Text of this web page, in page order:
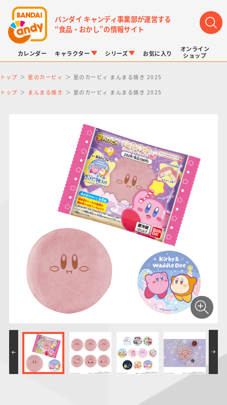
バンダイ キャンディ事業部が運営する
“食品・おかし”の情報サイト
カレンダー キャラクター
仮面ライダーシリー
PROJECT R.E.D.・
スーパー戦隊シリー
ズ
プリキュアシリーズ
ガンダムシリーズ アンパンマン
ーズ
シリーズ
キャラパキ
つりグミ
チョコサプ
にふぉるめーしょん
＆スクエアシール
ポケモンスケールワ
ールド
お気に入り
オンライン
ショップ
トップ 星のカービィ 星のカービィ まんまる焼き 2025
トップ まんまる焼き 星のカービィ まんまる焼き 2025